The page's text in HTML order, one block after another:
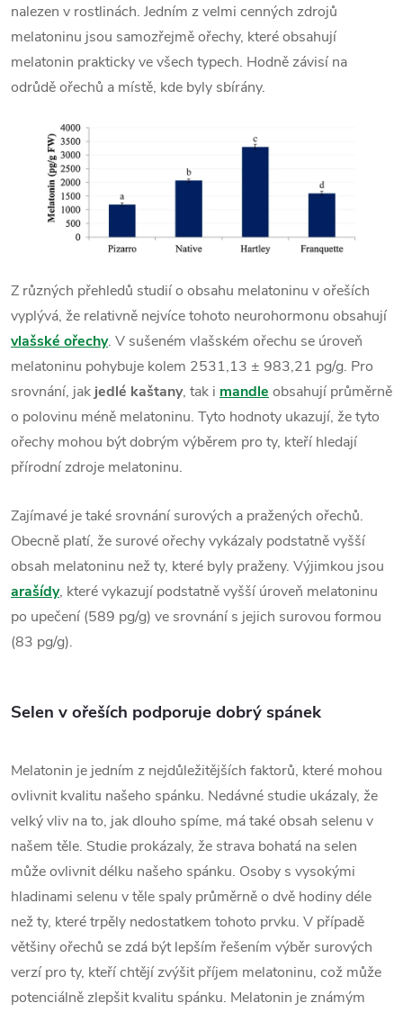
nalezen v rostlinách. Jedním z velmi cenných zdrojů
melatoninu jsou samozřejmě ořechy, které obsahují
melatonin prakticky ve všech typech. Hodně závisí na
odrůdě ořechů a místě, kde byly sbírány.
Z různých přehledů studií o obsahu melatoninu v ořeších
vyplývá, že relativně nejvíce tohoto neurohormonu obsahují
vlašské ořechy. V sušeném vlašském ořechu se úroveň
melatoninu pohybuje kolem 2531,13 ± 983,21 pg/g. Pro
srovnání, jakjedlé kaštany, tak i mandleobsahují průměrně
o polovinu méně melatoninu. Tyto hodnoty ukazují, že tyto
ořechy mohou být dobrým výběrem pro ty, kteří hledají
přírodní zdroje melatoninu.
Zajímavé je také srovnání surových a pražených ořechů.
Obecně platí, že surové ořechy vykázaly podstatně vyšší
obsah melatoninu než ty, které byly praženy. Výjimkou jsou
arašídy, které vykazují podstatně vyšší úroveň melatoninu
po upečení (589 pg/g) ve srovnání s jejich surovou formou
(83 pg/g).
Selen v ořeších podporuje dobrý spánek
Melatonin je jedním z nejdůležitějších faktorů, které mohou
ovlivnit kvalitu našeho spánku. Nedávné studie ukázaly, že
velký vliv na to, jak dlouho spíme, má také obsah selenu v
našem těle. Studie prokázaly, že strava bohatá na selen
může ovlivnit délku našeho spánku. Osoby s vysokými
hladinami selenu v těle spaly průměrně o dvě hodiny déle
než ty, které trpěly nedostatkem tohoto prvku. V případě
většiny ořechů se zdá být lepším řešením výběr surových
verzí pro ty, kteří chtějí zvýšit příjem melatoninu, což může
potenciálně zlepšit kvalitu spánku. Melatonin je známým